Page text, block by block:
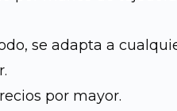
es:
Q55.00.
se adapta a
por mayor.